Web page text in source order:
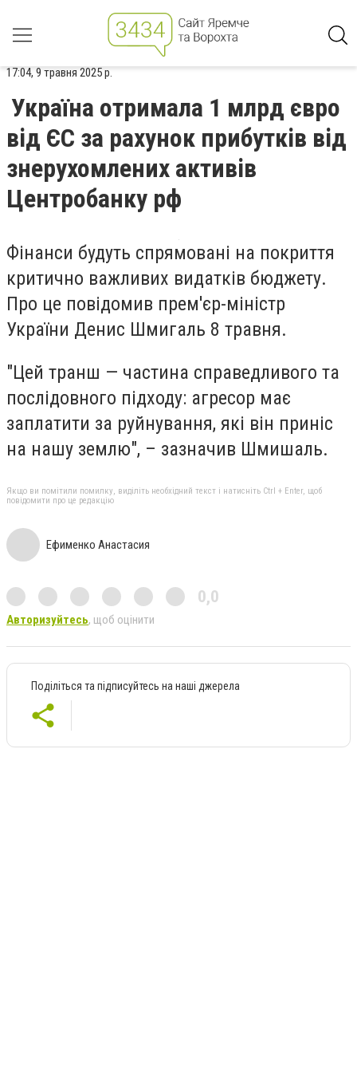
17:04, 9 травня 2025 р.
Україна отримала 1 млрд євро
від ЄС за рахунок прибутків від
знерухомлених активів
Центробанку рф
Фінанси будуть спрямовані на покриття
критично важливих видатків бюджету.
Про це повідомив прем'єр-міністр
України Денис Шмигаль 8 травня.
"Цей транш — частина справедливого та
послідовного підходу: агресор має
заплатити за руйнування, які він приніс
на нашу землю", – зазначив Шмишаль.
Якщо ви помітили помилку, виділіть необхідний текст і натисніть Ctrl + Enter, щоб
повідомити про це редакцію
Ефименко Анастасия
0,0
Авторизуйтесь, щоб оцінити
Поділіться та підписуйтесь на наші джерела